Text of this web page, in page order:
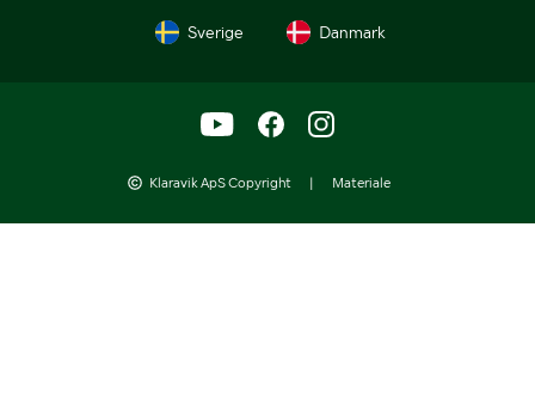
Sverige Danmark
Klaravik ApS Copyright | Materiale